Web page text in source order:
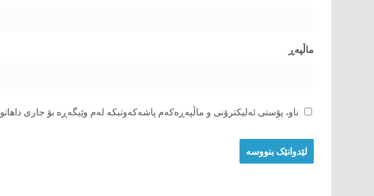
ماڵپه‌ڕ
ناو، پۆستی ئەلیکترۆنی و ماڵپەڕەکەم پاشەکەوتبکە لەم وێبگەڕە بۆ جاری